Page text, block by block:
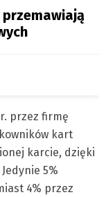
przez firmę
kart
karcie, dzięki
5%
4% przez